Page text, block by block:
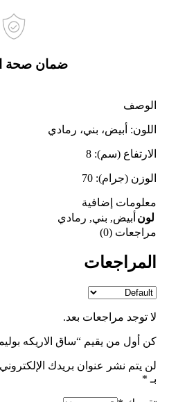
ضمان صحة
الوصف
اللون: أبيض، بني، رمادي
الارتفاع (سم): 8
الوزن (جرام): 70
معلومات إضافية
لون أبيض, بني, رمادي
مراجعات (0)
المراجعات
لا توجد مراجعات بعد.
كن أول من يقيم “ساق الاریکه بوليمرية
لن يتم نشر عنوان بريدك
بـ *